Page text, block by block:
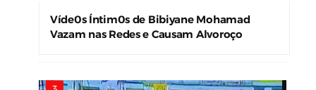
Víde0s Íntim0s de Bibiyane Mohamad
Vazam nas Redes e Causam Alvoroço